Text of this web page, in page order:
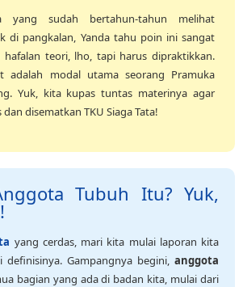
yang sudah bertahun-tahun melihat
di pangkalan, Yanda tahu poin ini sangat
hafalan teori, lho, tapi harus dipraktikkan.
adalah modal utama seorang Pramuka
Yuk, kita kupas tuntas materinya agar
disematkan TKU Siaga Tata!
Tubuh Itu? Yuk,
yang cerdas, mari kita mulai laporan kita
definisinya. Gampangnya begini, anggota
bagian yang ada di badan kita, mulai dari